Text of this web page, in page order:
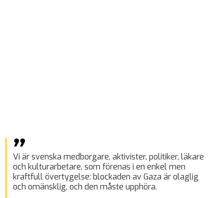
Vi är svenska medborgare, aktivister, politiker, läkare
och kulturarbetare, som förenas i en enkel men
kraftfull övertygelse: blockaden av Gaza är olaglig
och omänsklig, och den måste upphöra.